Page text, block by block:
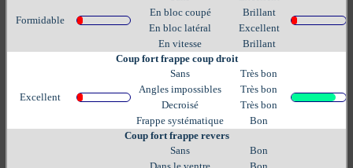
Formidable
En bloc coupé
Brillant
En bloc latéral
Excellent
En vitesse
Brillant
Coup fort frappe coup droit
Excellent
Sans
Très bon
Angles impossibles
Très bon
Decroisé
Très bon
Frappe systématique
Bon
Coup fort frappe revers
Sans
Bon